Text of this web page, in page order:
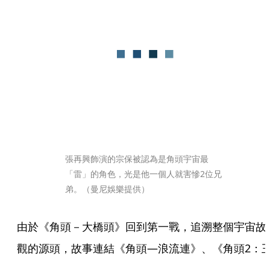
張再興飾演的宗保被認為是角頭宇宙最
「雷」的角色，光是他一個人就害慘2位兄
弟。（曼尼娛樂提供）
由於《角頭－大橋頭》回到第一戰，追溯整個宇宙故
觀的源頭，故事連結《角頭—浪流連》、《角頭2：